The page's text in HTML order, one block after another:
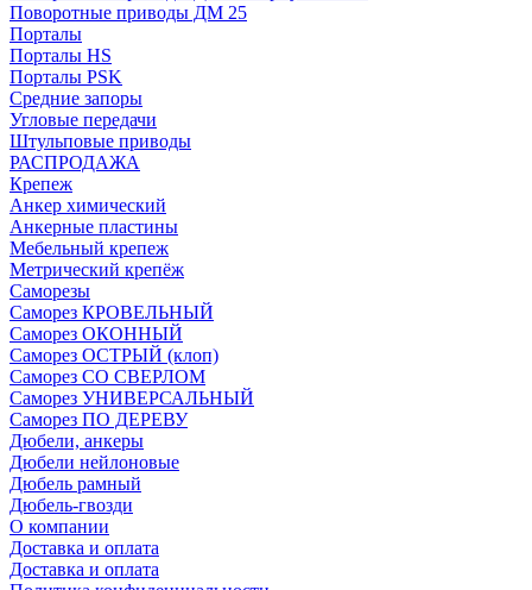
Поворотные приводы ДМ 25
Порталы
Порталы HS
Порталы PSK
Средние запоры
Угловые передачи
Штульповые приводы
РАСПРОДАЖА
Крепеж
Анкер химический
Анкерные пластины
Мебельный крепеж
Метрический крепёж
Саморезы
Саморез КРОВЕЛЬНЫЙ
Саморез ОКОННЫЙ
Саморез ОСТРЫЙ (клоп)
Саморез СО СВЕРЛОМ
Саморез УНИВЕРСАЛЬНЫЙ
Саморез ПО ДЕРЕВУ
Дюбели, анкеры
Дюбели нейлоновые
Дюбель рамный
Дюбель-гвозди
О компании
Доставка и оплата
Доставка и оплата